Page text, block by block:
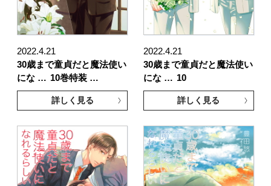
2022.4.21
30歳まで童貞だと魔法使い
にな … 10巻特装 …
詳しく見る
2022.4.21
30歳まで童貞だと魔法使い
にな … 10
詳しく見る